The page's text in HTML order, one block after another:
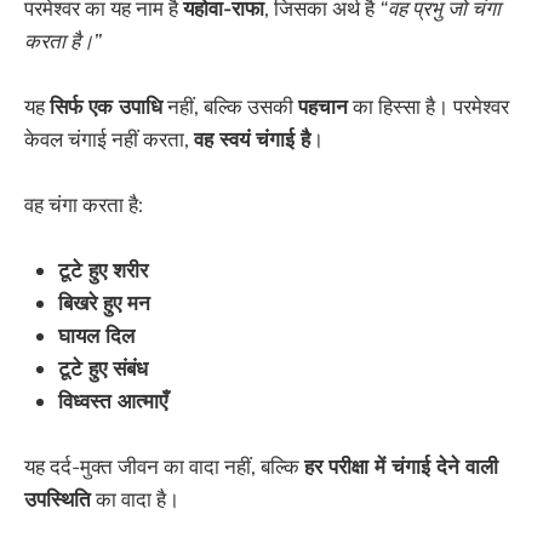
परमेश्वर का यह नाम हैयहोवा-राफा, जिसका अर्थ है“वह प्रभु जो चंगा
करता है।”
यहसिर्फ एक उपाधिनहीं, बल्कि उसकीपहचानका हिस्सा है। परमेश्वर
केवल चंगाई नहीं करता,वह स्वयं चंगाई है।
वह चंगा करता है:
टूटे हुए शरीर
बिखरे हुए मन
घायल दिल
टूटे हुए संबंध
विध्वस्त आत्माएँ
यह दर्द-मुक्त जीवन का वादा नहीं, बल्किहर परीक्षा में चंगाई देने वाली
उपस्थितिका वादा है।